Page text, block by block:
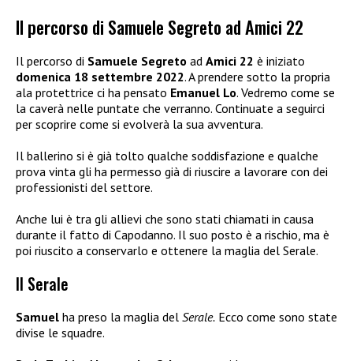
Il percorso di Samuele Segreto ad Amici 22
Il percorso di Samuele Segreto ad Amici 22 è iniziato
domenica 18 settembre 2022. A prendere sotto la propria
ala protettrice ci ha pensato Emanuel Lo. Vedremo come se
la caverà nelle puntate che verranno. Continuate a seguirci
per scoprire come si evolverà la sua avventura.
Il ballerino si è già tolto qualche soddisfazione e qualche
prova vinta gli ha permesso già di riuscire a lavorare con dei
professionisti del settore.
Anche lui è tra gli allievi che sono stati chiamati in causa
durante il fatto di Capodanno. Il suo posto è a rischio, ma è
poi riuscito a conservarlo e ottenere la maglia del Serale.
Il Serale
Samuel ha preso la maglia del Serale. Ecco come sono state
divise le squadre.